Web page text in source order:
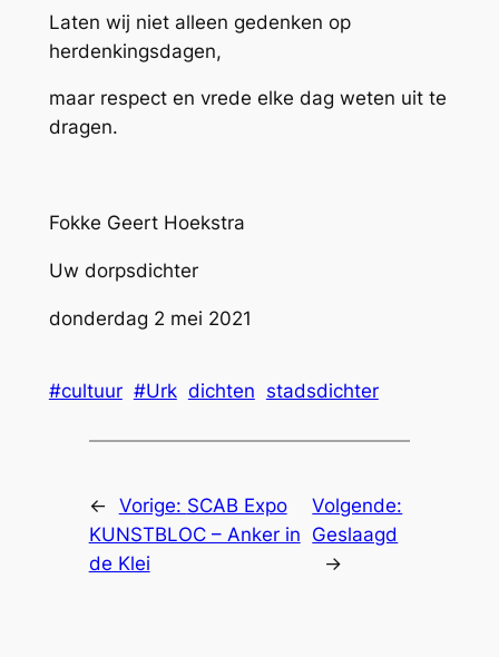
Laten wij niet alleen gedenken op
herdenkingsdagen,
maar respect en vrede elke dag weten uit te
dragen.
Fokke Geert Hoekstra
Uw dorpsdichter
donderdag 2 mei 2021
#cultuur #Urk dichten stadsdichter
← Vorige: SCAB Expo
KUNSTBLOC – Anker in
de Klei
Volgende:
Geslaagd
→